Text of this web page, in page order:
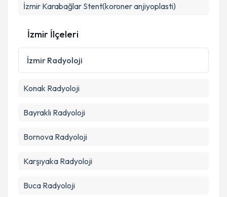
İzmir Karabağlar Stent(koroner anjiyoplasti)
İzmir İlçeleri
İzmir Radyoloji
Konak Radyoloji
Bayraklı Radyoloji
Bornova Radyoloji
Karşıyaka Radyoloji
Buca Radyoloji